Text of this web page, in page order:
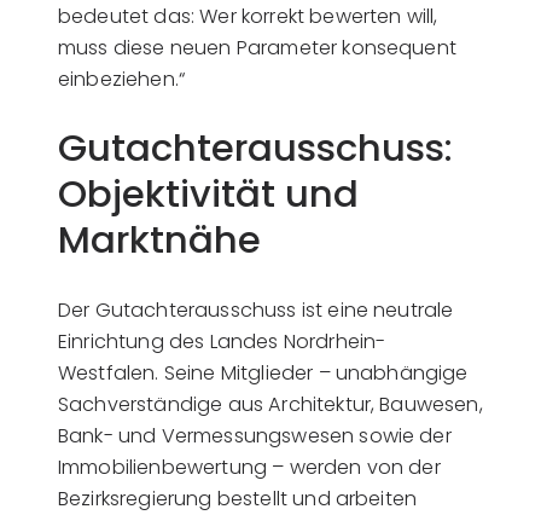
bedeutet das: Wer korrekt bewerten will,
muss diese neuen Parameter konsequent
einbeziehen.“
Gutachterausschuss:
Objektivität und
Marktnähe
Der Gutachterausschuss ist eine neutrale
Einrichtung des Landes Nordrhein-
Westfalen. Seine Mitglieder – unabhängige
Sachverständige aus Architektur, Bauwesen,
Bank- und Vermessungswesen sowie der
Immobilienbewertung – werden von der
Bezirksregierung bestellt und arbeiten